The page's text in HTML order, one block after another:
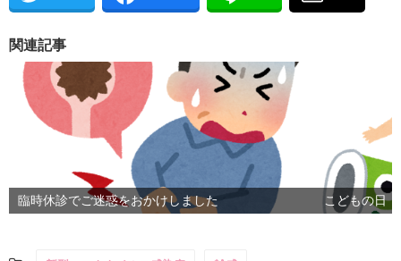
関連記事
臨時休診でご迷惑をおかけしました こどもの日